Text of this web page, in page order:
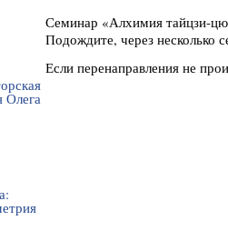
Семинар «Алхимия тайцзи-
Подождите, через несколько
Если перенаправления не